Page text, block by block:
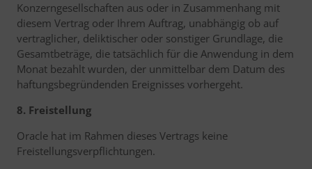
Konzerngesellschaften aus oder in Zusammenhang mit
diesem Vertrag oder Ihrem Auftrag, unabhängig ob auf
vertraglicher, deliktischer oder sonstiger Grundlage, die
Gesamtbeträge, die tatsächlich für die Anwendung in dem
Monat bezahlt wurden, der unmittelbar dem Datum des
haftungsbegründenden Ereignisses vorhergeht.
8. Freistellung
Oracle hat im Rahmen dieses Vertrags keine
Freistellungsverpflichtungen.